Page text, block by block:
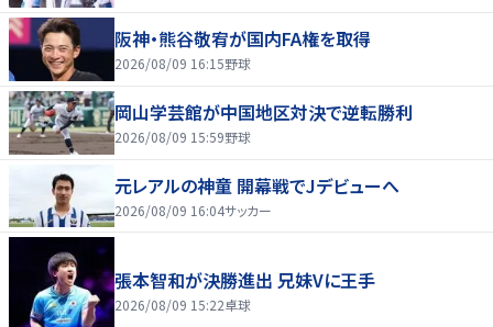
阪神・熊谷敬宥が国内FA権を取得
2026/08/09 16:15野球
岡山学芸館が中国地区対決で逆転勝利
2026/08/09 15:59野球
元レアルの神童 開幕戦でJデビューへ
2026/08/09 16:04サッカー
張本智和が決勝進出 兄妹Vに王手
2026/08/09 15:22卓球